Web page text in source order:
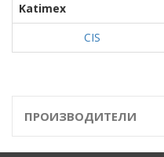
Katimex
CIS
ПРОИЗВОДИТЕЛИ